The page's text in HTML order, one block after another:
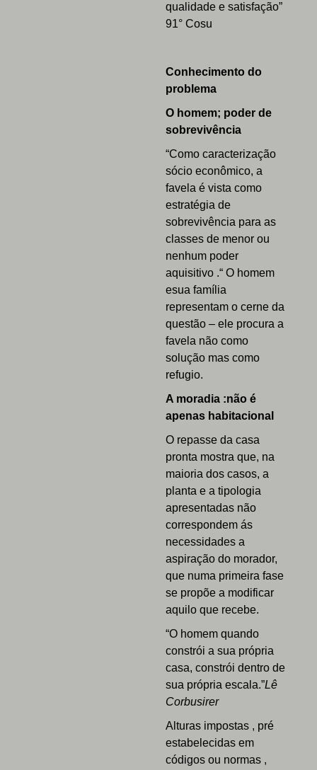
qualidade e satisfação”
91° Cosu
Conhecimento do
problema
O homem; poder de
sobrevivência
“Como caracterização
sócio econômico, a
favela é vista como
estratégia de
sobrevivência para as
classes de menor ou
nenhum poder
aquisitivo .“ O homem
esua família
representam o cerne da
questão – ele procura a
favela não como
solução mas como
refugio.
A moradia :não é
apenas habitacional
O repasse da casa
pronta mostra que, na
maioria dos casos, a
planta e a tipologia
apresentadas não
correspondem ás
necessidades a
aspiração do morador,
que numa primeira fase
se propõe a modificar
aquilo que recebe.
“O homem quando
constrói a sua própria
casa, constrói dentro de
sua própria escala.”Lê
Corbusirer
Alturas impostas , pré
estabelecidas em
códigos ou normas ,